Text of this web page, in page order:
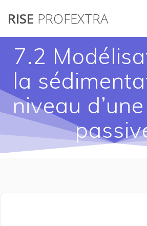
RISE PROFEXTRA
7.2
la
niveau